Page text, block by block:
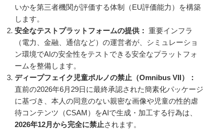
いかを第三者機関が評価する体制（EU評価能力）を構築
します。
安全なテストプラットフォームの提供： 重要インフラ
（電力、金融、通信など）の運営者が、シミュレーショ
ン環境でAIの安全性をテストできる安全なプラットフォ
ームを整備します。
ディープフェイク児童ポルノの禁止（Omnibus VII）：
直前の2026年6月29日に最終承認された簡素化パッケージ
に基づき、本人の同意のない親密な画像や児童の性的虐
待コンテンツ（CSAM）をAIで生成・加工する行為は、
2026年12月から完全に禁止されます。